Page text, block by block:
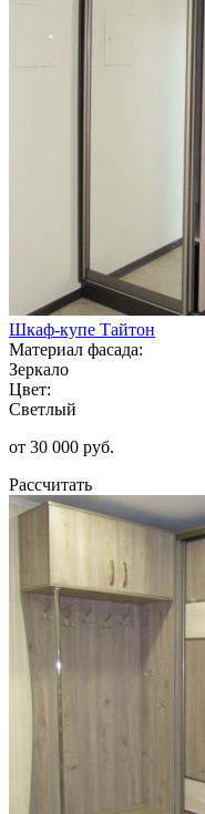
Шкаф-купе Тайтон
Материал фасада:
Зеркало
Цвет:
Светлый
от 30 000 руб.
Рассчитать